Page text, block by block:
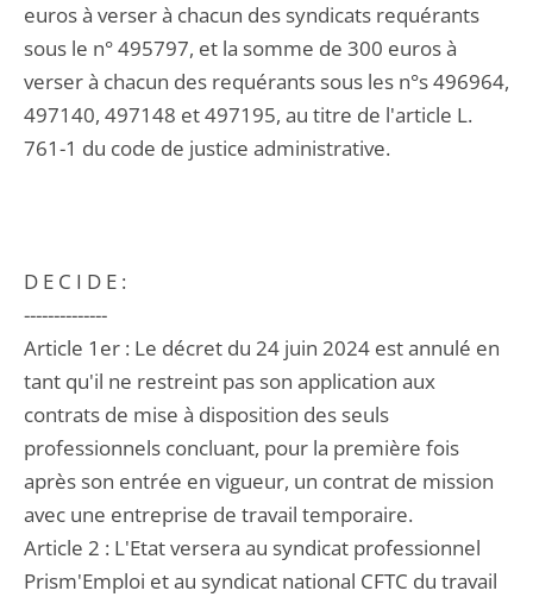
euros à verser à chacun des syndicats requérants
sous le n° 495797, et la somme de 300 euros à
verser à chacun des requérants sous les n°s 496964,
497140, 497148 et 497195, au titre de l'article L.
761-1 du code de justice administrative.
D E C I D E :
--------------
Article 1er : Le décret du 24 juin 2024 est annulé en
tant qu'il ne restreint pas son application aux
contrats de mise à disposition des seuls
professionnels concluant, pour la première fois
après son entrée en vigueur, un contrat de mission
avec une entreprise de travail temporaire.
Article 2 : L'Etat versera au syndicat professionnel
Prism'Emploi et au syndicat national CFTC du travail